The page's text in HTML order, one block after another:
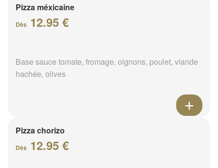
Pizza méxicaine
Dès 12.95 €
Base sauce tomate, fromage, oignons, poulet, viande
hachée, olives
Pizza chorizo
Dès 12.95 €